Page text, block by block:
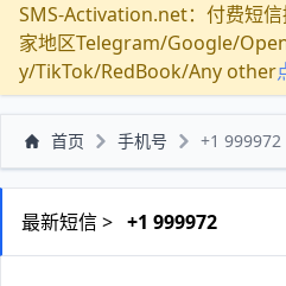
SMS-Activation.net：付费短
家地区Telegram/Google/
y/TikTok/RedBook/Any other
首页 手机号 +1 999972
最新短信 > +1 999972